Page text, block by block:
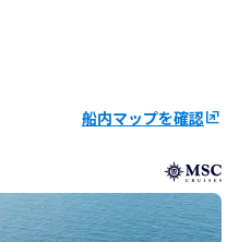
船内マップを確認ungroup